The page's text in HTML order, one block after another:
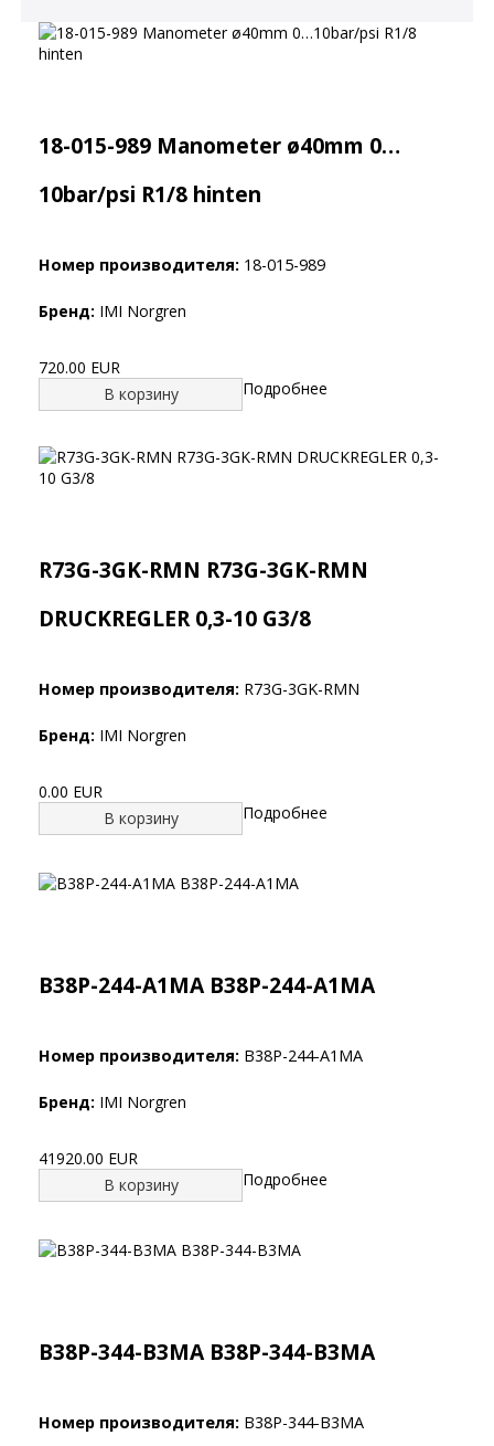
18-015-989 Manometer ø40mm 0…
10bar/psi R1/8 hinten
Номер производителя: 18-015-989
Бренд: IMI Norgren
720.00 EUR
В корзину
Подробнее
R73G-3GK-RMN R73G-3GK-RMN
DRUCKREGLER 0,3-10 G3/8
Номер производителя: R73G-3GK-RMN
Бренд: IMI Norgren
0.00 EUR
В корзину
Подробнее
B38P-244-A1MA B38P-244-A1MA
Номер производителя: B38P-244-A1MA
Бренд: IMI Norgren
41920.00 EUR
В корзину
Подробнее
B38P-344-B3MA B38P-344-B3MA
Номер производителя: B38P-344-B3MA